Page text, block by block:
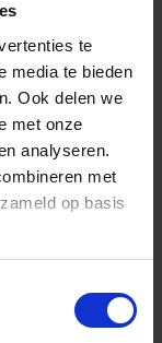
te
media te bieden
Ook delen we
met onze
analyseren.
met
op basis